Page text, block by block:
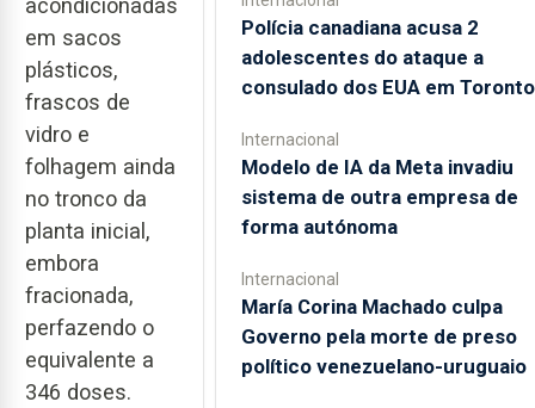
em sacos
plásticos,
frascos de
vidro e
folhagem ainda
no tronco da
planta inicial,
embora
fracionada,
perfazendo o
equivalente a
346 doses.
Polícia canadiana acusa 2
adolescentes do ataque a
consulado dos EUA em Toronto
Internacional
Modelo de IA da Meta invadiu
sistema de outra empresa de
forma autónoma
Internacional
María Corina Machado culpa
Governo pela morte de preso
político venezuelano-uruguaio